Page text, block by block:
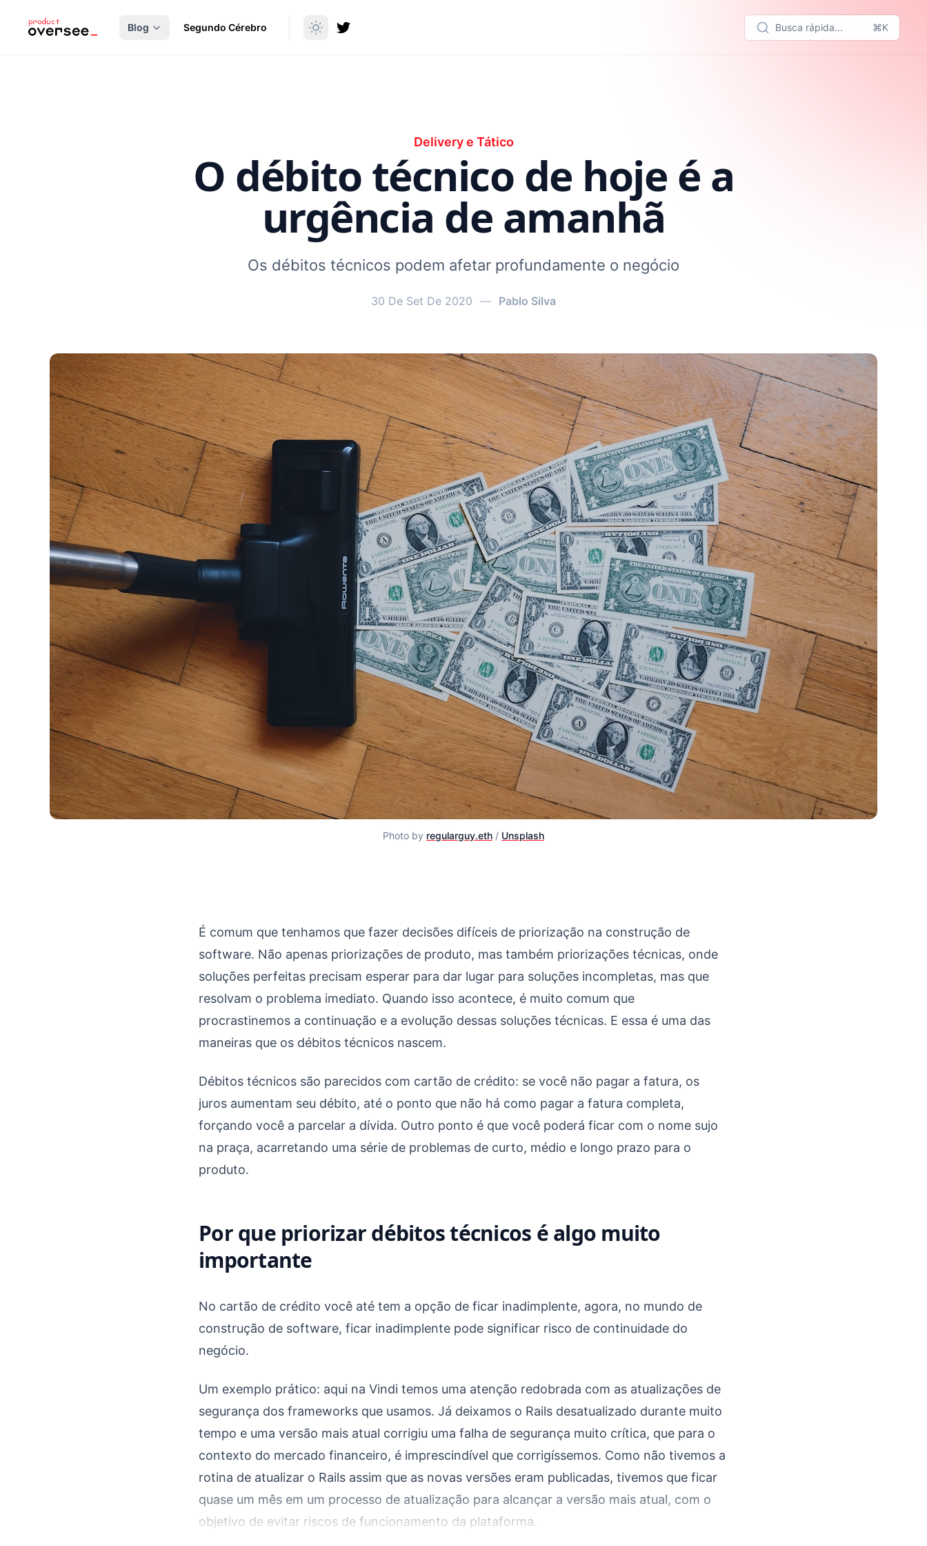
principal
Blog
Segundo Cérebro Busca rápida... ⌘K
Delivery e Tático
O débito técnico de hoje é a
urgência de amanhã
Os débitos técnicos podem afetar profundamente o negócio
30 De Set De 2020 — Pablo Silva
Photo by regularguy.eth / Unsplash
O débito técnico de hoje é a urgência de amanhã
É comum que tenhamos que fazer decisões difíceis de priorização na construção de
software. Não apenas priorizações de produto, mas também priorizações técnicas, onde
soluções perfeitas precisam esperar para dar lugar para soluções incompletas, mas que
resolvam o problema imediato. Quando isso acontece, é muito comum que
procrastinemos a continuação e a evolução dessas soluções técnicas. E essa é uma das
maneiras que os débitos técnicos nascem.
Débitos técnicos são parecidos com cartão de crédito: se você não pagar a fatura, os
juros aumentam seu débito, até o ponto que não há como pagar a fatura completa,
forçando você a parcelar a dívida. Outro ponto é que você poderá ficar com o nome sujo
na praça, acarretando uma série de problemas de curto, médio e longo prazo para o
produto.
Por que priorizar débitos técnicos é algo muito
importante
No cartão de crédito você até tem a opção de ficar inadimplente, agora, no mundo de
construção de software, ficar inadimplente pode significar risco de continuidade do
negócio.
Um exemplo prático: aqui na Vindi temos uma atenção redobrada com as atualizações de
segurança dos frameworks que usamos. Já deixamos o Rails desatualizado durante muito
tempo e uma versão mais atual corrigiu uma falha de segurança muito crítica, que para o
contexto do mercado financeiro, é imprescindível que corrigíssemos. Como não tivemos a
rotina de atualizar o Rails assim que as novas versões eram publicadas, tivemos que ficar
quase um mês em um processo de atualização para alcançar a versão mais atual, com o
objetivo de evitar riscos de funcionamento da plataforma.